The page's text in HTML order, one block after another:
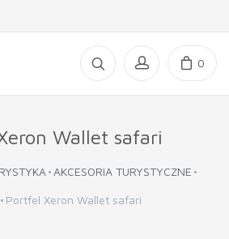
0
Wallet safari
AKCESORIA TURYSTYCZNE
Portfel Xeron Wallet safari